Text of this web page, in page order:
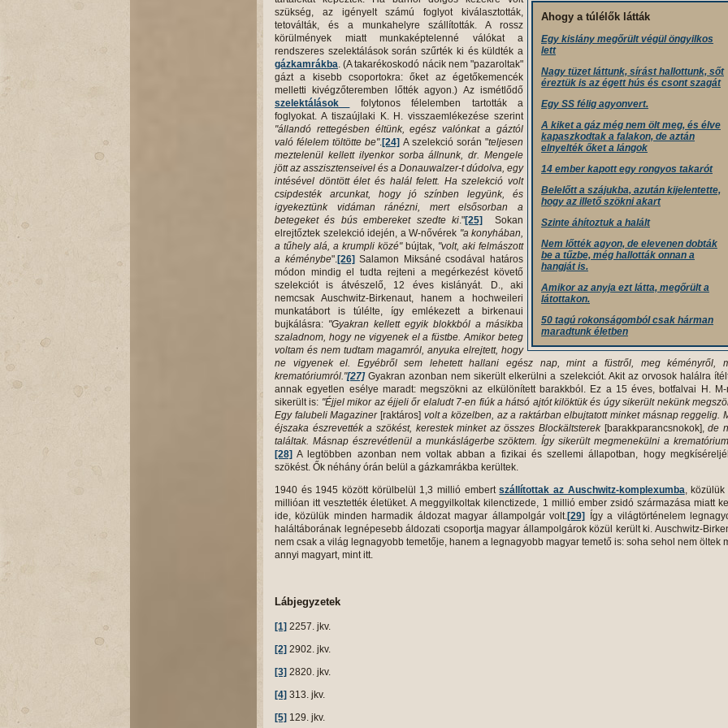
Ahogy a túlélők látták
Egy kislány megőrült végül öngyilkos
lett
Nagy tüzet láttunk, sírást hallottunk, sőt
éreztük is az égett hús és csont szagát
Egy SS félig agyonvert.
A kiket a gáz még nem ölt meg, és élve
kapaszkodtak a falakon, de aztán
elnyelték őket a lángok
14 ember kapott egy rongyos takarót
Belelőtt a szájukba, azután kijelentette,
hogy az illető szökni akart
Szinte áhítoztuk a halált
Nem lőtték agyon, de elevenen dobták
be a tűzbe, még hallották onnan a
hangját is.
Amikor az anyja ezt látta, megőrült a
látottakon.
50 tagú rokonságomból csak hárman
maradtunk életben
szükség, az igényelt számú foglyot kiválasztották,
tetoválták, és a munkahelyre szállították. A rossz
körülmények miatt munkaképtelenné válókat a
rendszeres szelektálások során szűrték ki és küldték a
gázkamrákba. (A takarékoskodó nácik nem "pazaroltak"
gázt a kisebb csoportokra: őket az égetőkemencék
melletti kivégzőteremben lőtték agyon.) Az ismétlődő
szelektálások
folytonos félelemben tartották a
foglyokat. A tiszaújlaki K. H. visszaemlékezése szerint
"állandó rettegésben éltünk, egész valónkat a gáztól
való félelem töltötte be".[24] A szelekció során "teljesen
meztelenül kellett ilyenkor sorba állnunk, dr. Mengele
jött az asszisztenseivel és a Donauwalzer-t dúdolva, egy
intésével döntött élet és halál felett. Ha szelekció volt
csipdesték arcunkat, hogy jó színben legyünk, és
igyekeztünk vidáman ránézni, mert elsősorban a
betegeket és bús embereket szedte ki."[25]
Sokan
elrejtőztek szelekció idején, a W-nővérek "a konyhában,
a tűhely alá, a krumpli közé"bújtak, "volt, aki felmászott
a kéménybe".[26] Salamon Miksáné csodával határos
módon mindig el tudta rejteni a megérkezést követő
szelekciót is átvészelő, 12 éves kislányát. D., aki
nemcsak Auschwitz-Birkenaut, hanem a hochweileri
munkatábort is túlélte, így emlékezett a birkenaui
bujkálásra: "Gyakran kellett egyik blokkból a másikba
szaladnom, hogy ne vigyenek el a füstbe. Amikor beteg
voltam és nem tudtam magamról, anyuka elrejtett, hogy
ne vigyenek el. Egyébről sem lehetett hallani egész nap, mint a füstről, meg kéményről,
krematóriumról."[27]Gyakran azonban nem sikerült elkerülni a szelekciót. Akit az orvosok halálra
annak egyetlen esélye maradt: megszökni az elkülönített barakkból. Ez a 15 éves, botfalvai H. M-
sikerült is: "Éjjel mikor az éjjeli őr elaludt 7-en fiúk a hátsó ajtót kilöktük és úgy sikerült nekünk
Egy falubeli Magaziner [raktáros] volt a közelben, az a raktárban elbujtatott minket másnap reggelig.
éjszaka észrevették a szökést, kerestek minket az összes Blockältsterek [barakkparancsnokok],de
találtak. Másnap észrevétlenül a munkáslágerbe szöktem. Így sikerült megmenekülni a
[28] A legtöbben azonban nem voltak abban a fizikai és szellemi állapotban, hogy
szökést. Ők néhány órán belül a gázkamrákba kerültek.
1940 és 1945 között körülbelül 1,3 millió embertszállítottak az Auschwitz-komplexumba, közülük
millióan itt vesztették életüket. A meggyilkoltak kilenctizede, 1 millió ember zsidó származása miatt
ide, közülük minden harmadik áldozat magyar állampolgár volt.[29]
Így a világtörténelem
haláltáborának legnépesebb áldozati csoportja magyar állampolgárok közül került ki. Auschwitz-
nem csak a világ legnagyobb temetője, hanem a legnagyobb magyar temető is: soha sehol nem öltek
annyi magyart, mint itt.
Lábjegyzetek
[1] 2257. jkv.
[2] 2902. jkv.
[3] 2820. jkv.
[4] 313. jkv.
[5] 129. jkv.